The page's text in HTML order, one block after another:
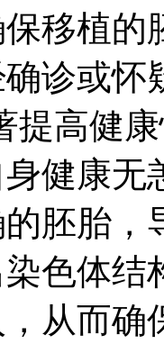
移植的
诊或怀
提高健
健康
胚胎，
色体结
从而确